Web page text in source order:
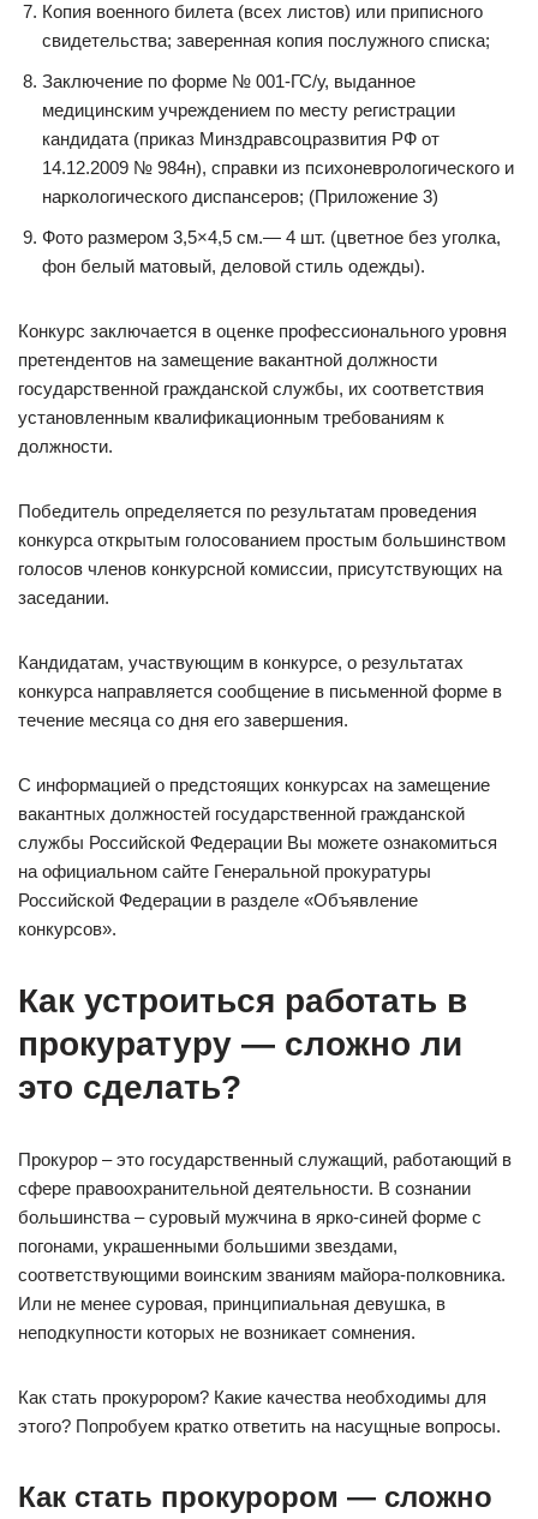
Копия военного билета (всех листов) или приписного
свидетельства; заверенная копия послужного списка;
Заключение по форме № 001-ГС/у, выданное
медицинским учреждением по месту регистрации
кандидата (приказ Минздравсоцразвития РФ от
14.12.2009 № 984н), справки из психоневрологического и
наркологического диспансеров; (Приложение 3)
Фото размером 3,5×4,5 см.— 4 шт. (цветное без уголка,
фон белый матовый, деловой стиль одежды).
Конкурс заключается в оценке профессионального уровня
претендентов на замещение вакантной должности
государственной гражданской службы, их соответствия
установленным квалификационным требованиям к
должности.
Победитель определяется по результатам проведения
конкурса открытым голосованием простым большинством
голосов членов конкурсной комиссии, присутствующих на
заседании.
Кандидатам, участвующим в конкурсе, о результатах
конкурса направляется сообщение в письменной форме в
течение месяца со дня его завершения.
С информацией о предстоящих конкурсах на замещение
вакантных должностей государственной гражданской
службы Российской Федерации Вы можете ознакомиться
на официальном сайте Генеральной прокуратуры
Российской Федерации в разделе «Объявление
конкурсов».
Как устроиться работать в
прокуратуру — сложно ли
это сделать?
Прокурор – это государственный служащий, работающий в
сфере правоохранительной деятельности. В сознании
большинства – суровый мужчина в ярко-синей форме с
погонами, украшенными большими звездами,
соответствующими воинским званиям майора-полковника.
Или не менее суровая, принципиальная девушка, в
неподкупности которых не возникает сомнения.
Как стать прокурором? Какие качества необходимы для
этого? Попробуем кратко ответить на насущные вопросы.
Как стать прокурором — сложно